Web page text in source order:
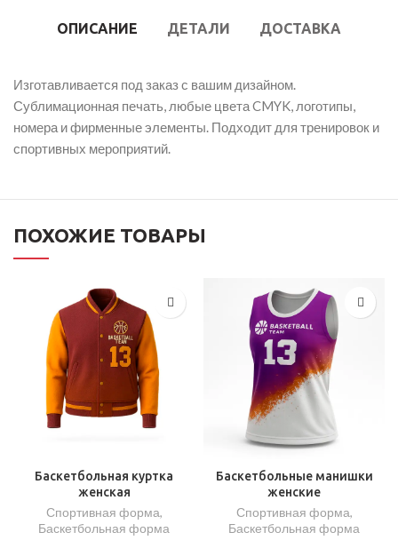
ОПИСАНИЕ ДЕТАЛИ ДОСТАВКА
Изготавливается под заказ с вашим дизайном.
Сублимационная печать, любые цвета CMYK, логотипы,
номера и фирменные элементы. Подходит для тренировок и
спортивных мероприятий.
ПОХОЖИЕ ТОВАРЫ
Баскетбольная куртка
женская
Спортивная форма,
Баскетбольная форма
Баскетбольные манишки
женские
Спортивная форма,
Баскетбольная форма